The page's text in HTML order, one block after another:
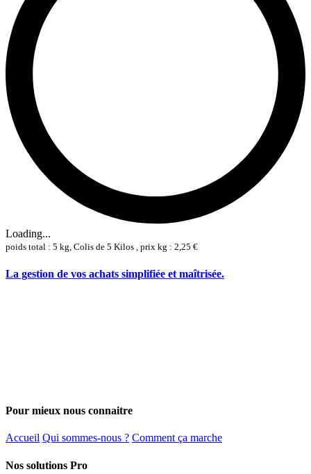
Loading...
poids total : 5 kg, Colis de 5 Kilos , prix kg : 2,25 €
La gestion de vos achats simplifiée et maîtrisée.
Pour mieux nous connaitre
Accueil Qui sommes-nous ? Comment ça marche
Nos solutions Pro